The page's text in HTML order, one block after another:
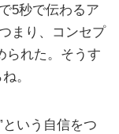
5秒で伝わるア
まり、コンセプ
られた。そうす
。
いう自信をつ